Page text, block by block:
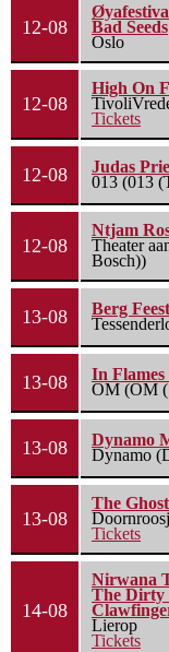
12-08
Bad Seeds
Oslo
12-08
High On
Tickets
12-08
Judas
013 (013
12-08
Ntjam
Theater
Bosch))
13-08
Berg
13-08
In Flames
OM (OM
13-08
Dynamo
Dynamo
13-08
The
Tickets
14-08
Nirwana
The Dirty
Lierop
Tickets